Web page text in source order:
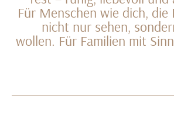
Für Menschen wie dich, die
nicht nur sehen,
wollen. Für Familien mit